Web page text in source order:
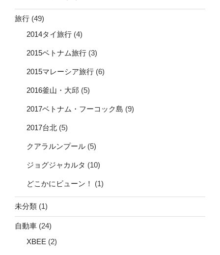
旅行 (49)
2014タイ旅行 (4)
2015ベトナム旅行 (3)
2015マレーシア旅行 (6)
2016釜山・大邱 (5)
2017ベトナム・フーコック島 (9)
2017台北 (5)
クアラルンプール (5)
ジョグジャカルタ (10)
どこかにビューン！ (1)
未分類 (1)
自動車 (24)
XBEE (2)